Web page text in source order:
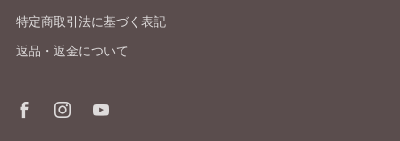
特定商取引法に基づく表記
返品・返金について